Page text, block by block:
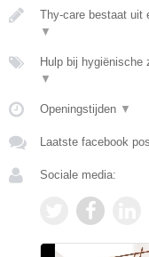
Thy-care bestaat uit
▼
Hulp bij hygiënische
▼
Openingstijden ▼
Laatste facebook
Sociale media: